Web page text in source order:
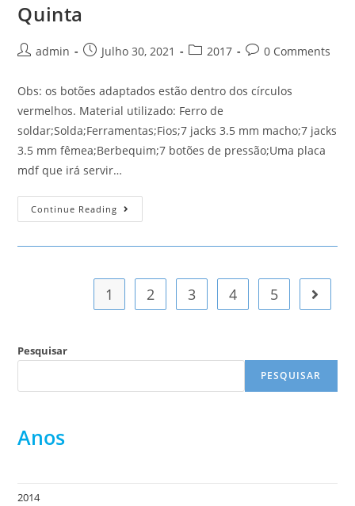
Quinta
Postadmin
PostJulho 30, 2021
Post2017
Post0 Comments
Obs: os botões adaptados estão dentro dos círculos
vermelhos. Material utilizado: Ferro de
soldar;Solda;Ferramentas;Fios;7 jacks 3.5 mm macho;7 jacks
3.5 mm fêmea;Berbequim;7 botões de pressão;Uma placa
mdf que irá servir…
Continue Reading Quinta
1 2 3 4 5 Go to
Pesquisar
PESQUISAR
Anos
2014